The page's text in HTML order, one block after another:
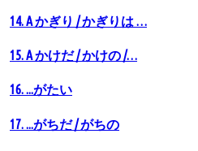
14. A かぎり / かぎりは …
15. A かけだ / かけの /…
16. ...がたい
17. ...がちだ / がちの